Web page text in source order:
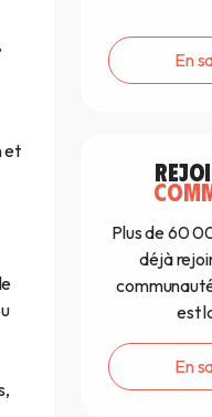
et
En
Plus de 60
déjà
est
En